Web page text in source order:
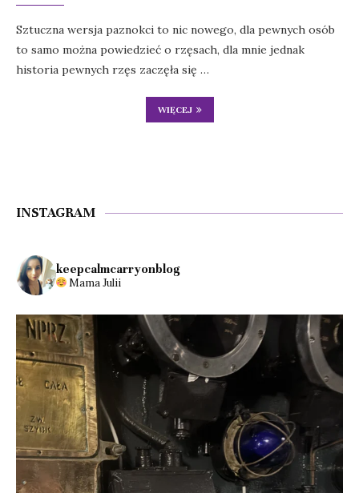
Sztuczna wersja paznokci to nic nowego, dla pewnych osób
to samo można powiedzieć o rzęsach, dla mnie jednak
historia pewnych rzęs zaczęła się …
WIĘCEJ
INSTAGRAM
keepcalmcarryonblog
Mama Julii